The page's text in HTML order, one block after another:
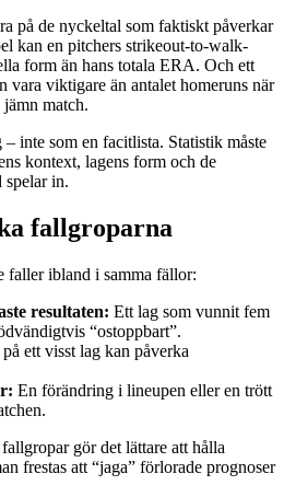
på de nyckeltal som faktiskt påverkar
kan en pitchers strikeout-to-walk-
form än hans totala ERA. Och ett
vara viktigare än antalet homeruns när
jämn match.
inte som en facitlista. Statistik måste
kontext, lagens form och de
spelar in.
fallgroparna
faller ibland i samma fällor:
resultaten: Ett lag som vunnit fem
“ostoppbart”.
ett visst lag kan påverka
En förändring i lineupen eller en trött
gör det lättare att hålla
frestas att “jaga” förlorade prognoser